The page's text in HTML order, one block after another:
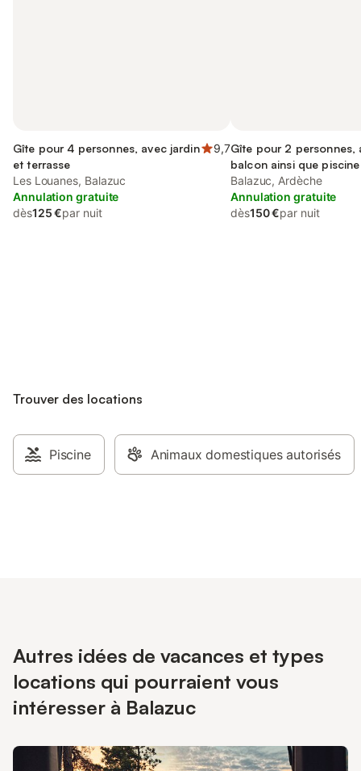
Gîte pour 4 personnes, avec jardin
et terrasse
9,7
Les Louanes, Balazuc
Annulation gratuite
dès125 €par nuit
Gîte pour 2 personnes,
balcon ainsi que
Balazuc, Ardèche
Annulation gratuite
dès150 €par nuit
Trouver des locations
Piscine Animaux domestiques autorisés
Autres idées de vacances et types
locations qui pourraient vous
intéresser à Balazuc